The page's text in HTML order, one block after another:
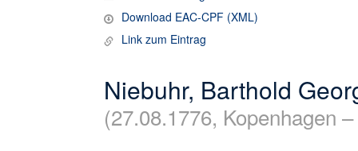
Download EAC-CPF (XML)
Link zum Eintrag
Niebuhr, Barthold
(27.08.1776, Kopenhagen